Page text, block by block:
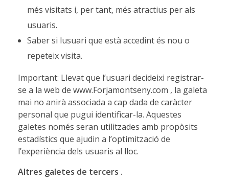
més visitats i, per tant, més atractius per als
usuaris.
Saber si lusuari que està accedint és nou o
repeteix visita.
Important: Llevat que l’usuari decideixi registrar-
se a la web de www.Forjamontseny.com , la galeta
mai no anirà associada a cap dada de caràcter
personal que pugui identificar-la. Aquestes
galetes només seran utilitzades amb propòsits
estadístics que ajudin a l’optimització de
l’experiència dels usuaris al lloc.
Altres galetes de tercers .